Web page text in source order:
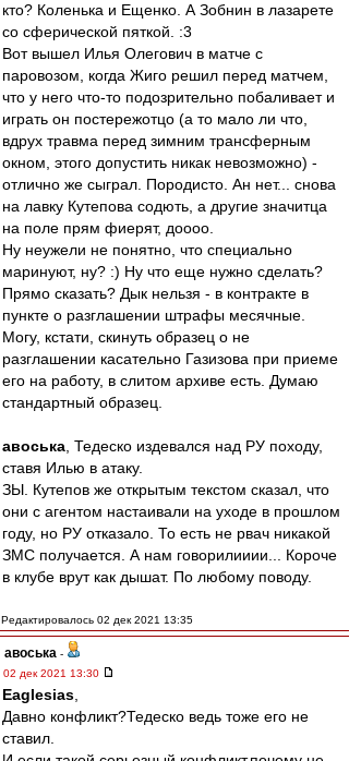
кто? Коленька и Ещенко. А Зобнин в лазарете
со сферической пяткой. :3
Вот вышел Илья Олегович в матче с
паровозом, когда Жиго решил перед матчем,
что у него что-то подозрительно побаливает и
играть он постережотцо (а то мало ли что,
вдрух травма перед зимним трансферным
окном, этого допустить никак невозможно) -
отлично же сыграл. Породисто. Ан нет... снова
на лавку Кутепова содють, а другие значитца
на поле прям фиерят, доооо.
Ну неужели не понятно, что специально
маринуют, ну? :) Ну что еще нужно сделать?
Прямо сказать? Дык нельзя - в контракте в
пункте о разглашении штрафы месячные.
Могу, кстати, скинуть образец о не
разглашении касательно Газизова при приеме
его на работу, в слитом архиве есть. Думаю
стандартный образец.
авоська , Тедеско издевался над РУ походу,
ставя Илью в атаку.
ЗЫ. Кутепов же открытым текстом сказал, что
они с агентом настаивали на уходе в прошлом
году, но РУ отказало. То есть не рвач никакой
ЗМС получается. А нам говорилииии... Короче
в клубе врут как дышат. По любому поводу.
Редактировалось 02 дек 2021 13:35
авоська -
02 дек 2021 13:30
Eaglesias
Давно конфликт?Тедеско ведь тоже его не
ставил.